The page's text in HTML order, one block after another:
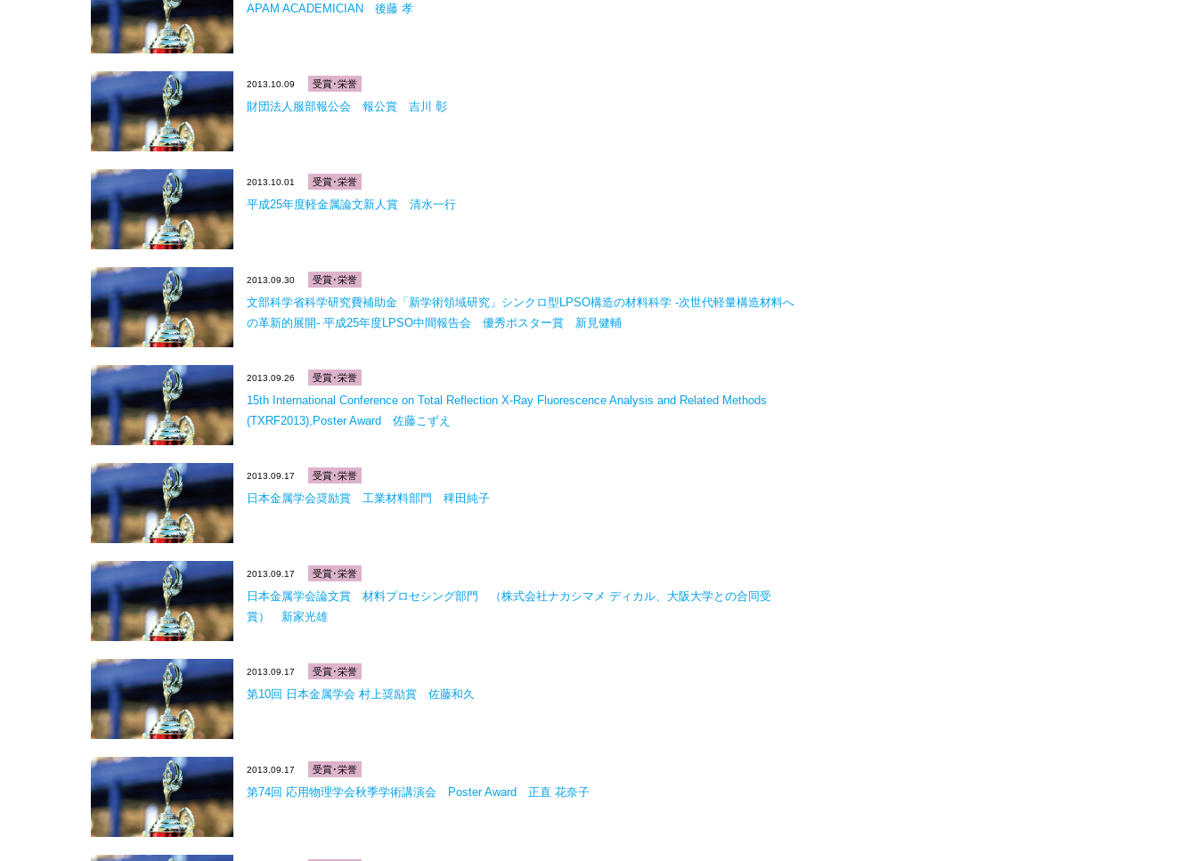
APAM ACADEMICIAN 後藤 孝
2013.10.09 受賞･栄誉
財団法人服部報公会 報公賞 吉川 彰
2013.10.01 受賞･栄誉
平成25年度軽金属論文新人賞 清水一行
2013.09.30 受賞･栄誉
文部科学省科学研究費補助金「新学術領域研究」シンクロ型LPSO構造の材料科学 -次世代軽量構造材料へ
の革新的展開- 平成25年度LPSO中間報告会 優秀ポスター賞 新見健輔
2013.09.26 受賞･栄誉
15th International Conference on Total Reflection X-Ray Fluorescence Analysis and Related Methods
(TXRF2013),Poster Award 佐藤こずえ
2013.09.17 受賞･栄誉
日本金属学会奨励賞 工業材料部門 稗田純子
2013.09.17 受賞･栄誉
日本金属学会論文賞 材料プロセシング部門 （株式会社ナカシマメ ディカル、大阪大学との合同受
賞） 新家光雄
2013.09.17 受賞･栄誉
第10回 日本金属学会 村上奨励賞 佐藤和久
2013.09.17 受賞･栄誉
第74回 応用物理学会秋季学術講演会 Poster Award 正直 花奈子